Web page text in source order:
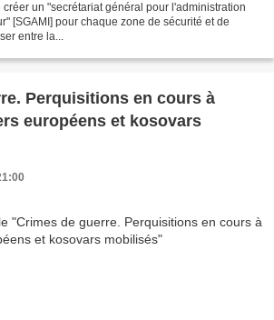
créer un "secrétariat général pour l'administration
[SGAMI] pour chaque zone de sécurité et de
entre la...
Perquisitions en cours à
européens et kosovars